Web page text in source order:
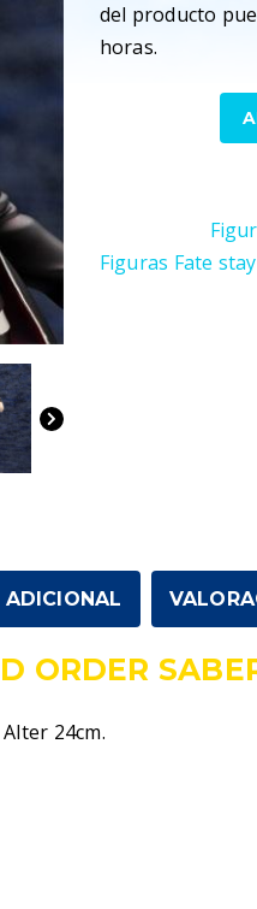
del producto
horas.
Alter
Figuras Fate
ADICIONAL
ORDER
24cm.